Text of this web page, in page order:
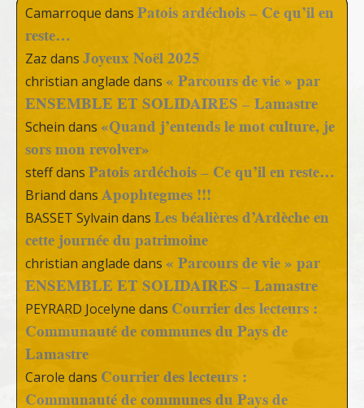
Camarroque dans Patois ardéchois – Ce qu’il en
reste…
Zaz dans Joyeux Noël 2025
christian anglade dans « Parcours de vie » par
ENSEMBLE ET SOLIDAIRES – Lamastre
Schein dans «Quand j’entends le mot culture, je
sors mon revolver»
steffdans Patois ardéchois – Ce qu’il en reste…
Briand dans Apophtegmes !!!
BASSET Sylvain dans Les béalières d’Ardèche en
cette journée du patrimoine
christian anglade dans « Parcours de vie » par
ENSEMBLE ET SOLIDAIRES – Lamastre
PEYRARD Jocelyne dans Courrier des lecteurs :
Communauté de communes du Pays de
Lamastre
Carole dans Courrier des lecteurs :
Communauté de communes du Pays de